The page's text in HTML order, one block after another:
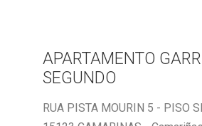
APARTAMENTO
SEGUNDO
RUA PISTA MOURIN 5 - PISO